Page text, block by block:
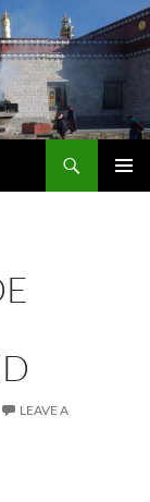
LEAVE A